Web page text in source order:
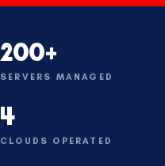
200+
SERVERS MANAGED
4
CLOUDS OPERATED